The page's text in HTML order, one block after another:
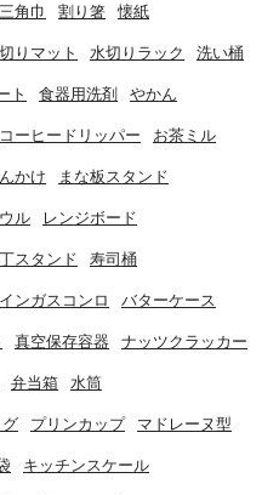
三角巾 割り箸 懐紙
りマット 水切りラック 洗い桶
ト 食器用洗剤 やかん
コーヒードリッパー お茶ミル
かけ まな板スタンド
ル レンジボード
スタンド 寿司桶
ンガスコンロ バターケース
真空保存容器 ナッツクラッカー
弁当箱 水筒
プリンカップ マドレーヌ型
キッチンスケール